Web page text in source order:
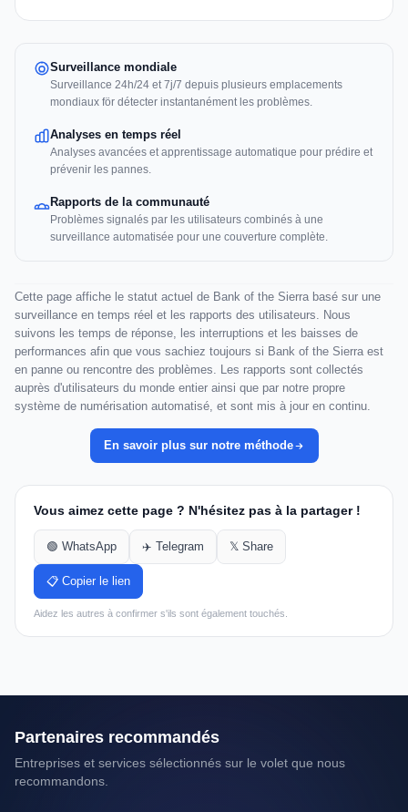
Surveillance mondiale
Surveillance 24h/24 et 7j/7 depuis plusieurs emplacements
mondiaux för détecter instantanément les problèmes.
Analyses en temps réel
Analyses avancées et apprentissage automatique pour prédire et
prévenir les pannes.
Rapports de la communauté
Problèmes signalés par les utilisateurs combinés à une
surveillance automatisée pour une couverture complète.
Cette page affiche le statut actuel de Bank of the Sierra basé sur une
surveillance en temps réel et les rapports des utilisateurs. Nous
suivons les temps de réponse, les interruptions et les baisses de
performances afin que vous sachiez toujours si Bank of the Sierra est
en panne ou rencontre des problèmes. Les rapports sont collectés
auprès d'utilisateurs du monde entier ainsi que par notre propre
système de numérisation automatisé, et sont mis à jour en continu.
En savoir plus sur notre méthode
Vous aimez cette page ? N'hésitez pas à la partager !
🟢 WhatsApp ✈️ Telegram 𝕏 Share
📋 Copier le lien
Aidez les autres à confirmer s'ils sont également touchés.
Partenaires recommandés
Entreprises et services sélectionnés sur le volet que nous
recommandons.